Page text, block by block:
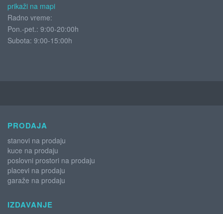
prikaži na mapi
Radno vreme:
Pon.-pet.: 9:00-20:00h
Subota: 9:00-15:00h
PRODAJA
stanovi na prodaju
kuce na prodaju
poslovni prostori na prodaju
placevi na prodaju
garaže na prodaju
IZDAVANJE